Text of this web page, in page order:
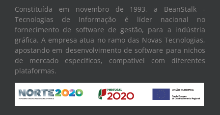
Constituída em novembro de 1993, a BeanStalk -
Tecnologias de Informação é líder nacional no
fornecimento de software de gestão, para a indústria
gráfica. A empresa atua no ramo das Novas Tecnologias,
apostando em desenvolvimento de software para nichos
de mercado específicos, compatível com diferentes
plataformas.